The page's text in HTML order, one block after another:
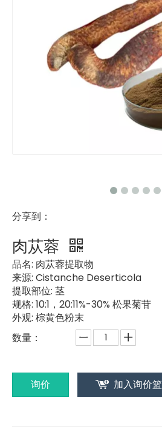
分享到：
肉苁蓉
品名: 肉苁蓉提取物
来源: Cistanche Deserticola
提取部位: 茎
规格: 10:1，20:11%-30% 松果菊苷
外观: 棕黄色粉末
数量：
询价 加入询价篮